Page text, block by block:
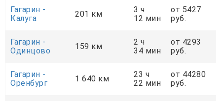
Гагарин -
Калуга
201 км
3 ч
12 мин
от 5427
руб.
Гагарин -
Одинцово
159 км
2 ч
34 мин
от 4293
руб.
Гагарин -
Оренбург
1 640 км
23 ч
22 мин
от 44280
руб.